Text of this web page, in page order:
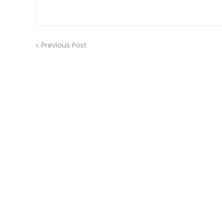
Previous Post